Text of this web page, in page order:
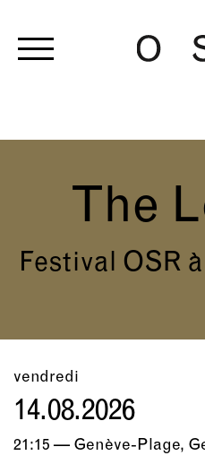
The
Festival OSR
vendredi
14.08.2026
21:15 — Genève-Plage,